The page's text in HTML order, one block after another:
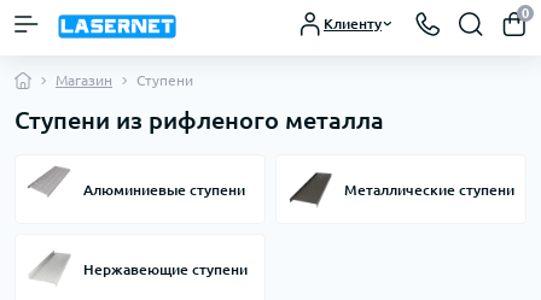
Клиенту
0
Магазин Ступени
Ступени из рифленого металла
Алюминиевые ступени Металлические ступени
Нержавеющие ступени